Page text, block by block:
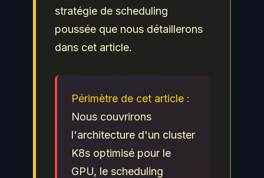
stratégie de scheduling
poussée que nous détaillerons
dans cet article.
Périmètre de cet article :
Nous couvrirons
l'architecture d'un cluster
K8s optimisé pour le
GPU, le scheduling